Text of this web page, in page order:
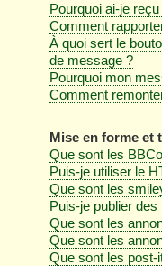
Pourquoi ai-je
Comment
À quoi sert le
de message ?
Pourquoi mon
Comment
Mise en forme et
Que sont les
Puis-je utiliser le
Que sont les
Puis-je publier des
Que sont les
Que sont les
Que sont les post-